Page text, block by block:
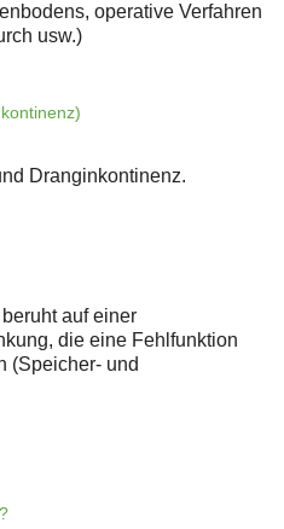
operative Verfahren
usw.)
Dranginkontinenz.
auf einer
die eine Fehlfunktion
(Speicher- und